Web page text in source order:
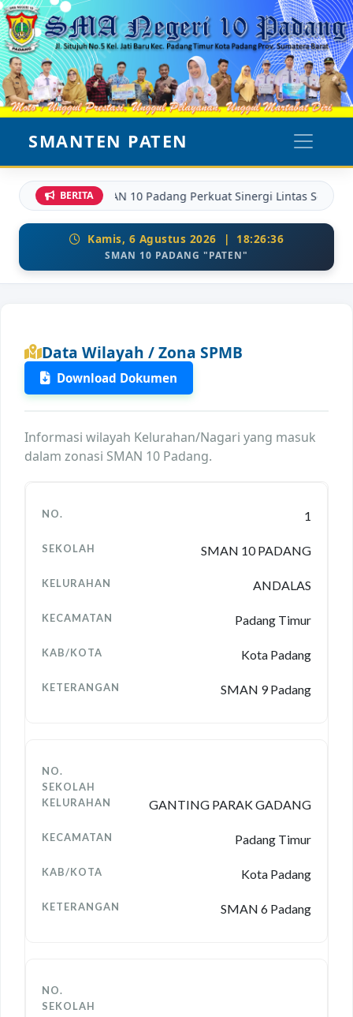
SMANTEN PATEN
BERITASMAN 10 Padang Perkuat Sinergi Lintas Sektor:
Kamis, 6 Agustus 2026 | 18:26:36
SMAN 10 PADANG "PATEN"
Data Wilayah / Zona SPMB
Download Dokumen
Informasi wilayah Kelurahan/Nagari yang masuk
dalam zonasi SMAN 10 Padang.
1
SMAN 10 PADANG
ANDALAS
Padang Timur
Kota Padang
SMAN 9 Padang
GANTING PARAK GADANG
Padang Timur
Kota Padang
SMAN 6 Padang